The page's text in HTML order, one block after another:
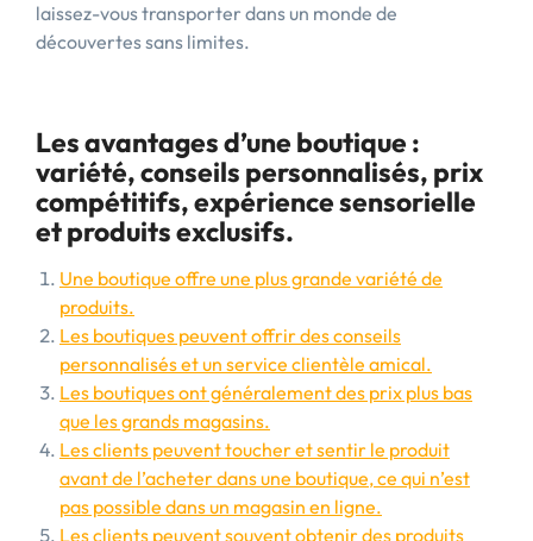
laissez-vous transporter dans un monde de
découvertes sans limites.
Les avantages d’une boutique :
variété, conseils personnalisés, prix
compétitifs, expérience sensorielle
et produits exclusifs.
Une boutique offre une plus grande variété de
produits.
Les boutiques peuvent offrir des conseils
personnalisés et un service clientèle amical.
Les boutiques ont généralement des prix plus bas
que les grands magasins.
Les clients peuvent toucher et sentir le produit
avant de l’acheter dans une boutique, ce qui n’est
pas possible dans un magasin en ligne.
Les clients peuvent souvent obtenir des produits